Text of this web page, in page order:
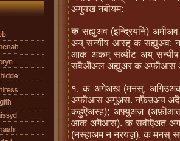
अगुयख नबॊयम:
कसह्युअव (इन्द्रियनि)
अय् सन्यीष आस्ह् क सह्युअव;
आक अकम् सव्यीट अय्
सवॆऒअल अह्युअर क अफ़ॊआस
१. क अगेअख (मनस्,
अफ़ॊआस अगूअस. नफ़ॆउअय
कहुऎअस्ह); अफ़्युअज़
आक अगॆआस). क सवॊऎअत
(नस्हाअम न नरयज़). क मनस्